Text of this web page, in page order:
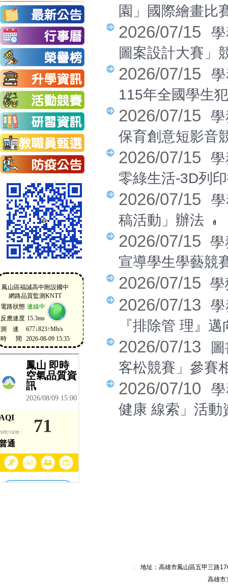
園」國際繪畫比
2026/07/15
圖案設計大賽」
2026/07/15
115年全國學生
2026/07/15
保育創意短影音
2026/07/15
零綠生活-3D列
2026/07/15
稿活動」辦法
2026/07/15
宣導學生學藝競
2026/07/15
2026/07/13
『排除管 理』
2026/07/13
客松競賽」參賽
2026/07/10
健康 線索」活
:::
地址：高雄市鳳山區五甲三路
高雄市